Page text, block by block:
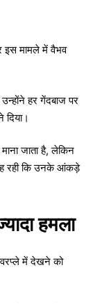
इस मामले में वैभव
हर गेंदबाज पर
दिया।
जाता है, लेकिन
रही कि उनके आंकड़े
हमला
में देखने को